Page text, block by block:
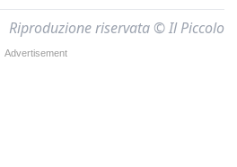
Riproduzione riservata © Il Piccolo